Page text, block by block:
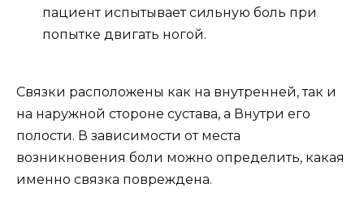
пациент испытывает сильную боль при
попытке двигать ногой.
Связки расположены как на внутренней, так и
на наружной стороне сустава, а Внутри его
полости. В зависимости от места
возникновения боли можно определить, какая
именно связка повреждена.